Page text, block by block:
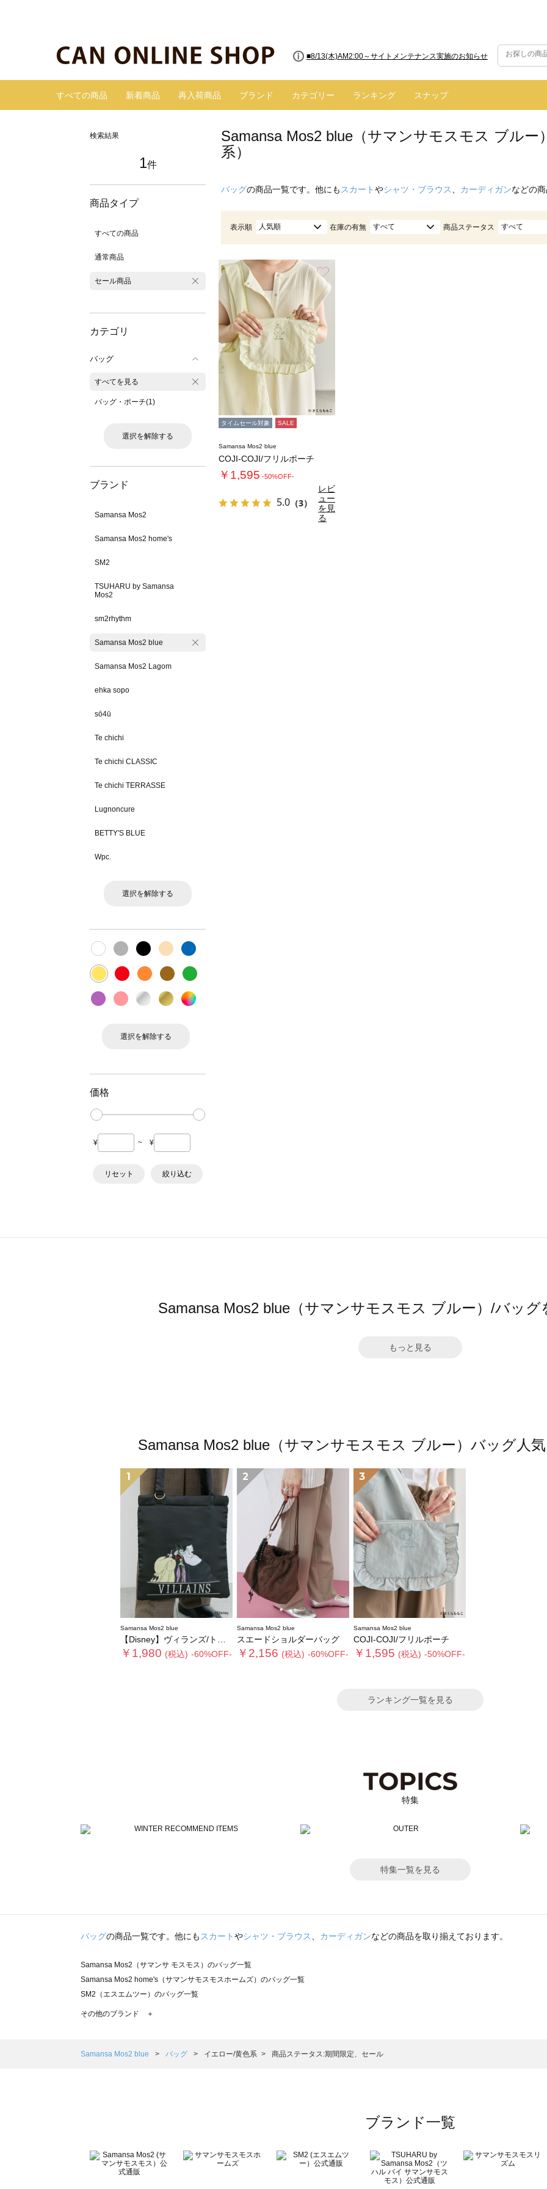
■8/13(木)AM2:00～サイトメンテナンス実施のお知らせ
すべての商品 新着商品 再入荷商品 ブランド カテゴリー ランキング スナップ
検索結果
1件
商品タイプ
すべての商品
通常商品
セール商品
カテゴリ
バッグ
すべてを見る
バッグ・ポーチ(1)
選択を解除する
ブランド
Samansa Mos2
Samansa Mos2 home's
SM2
TSUHARU by Samansa
Mos2
sm2rhythm
Samansa Mos2 blue
Samansa Mos2 Lagom
ehka sopo
sō4ū
Te chichi
Te chichi CLASSIC
Te chichi TERRASSE
Lugnoncure
BETTY'S BLUE
Wpc.
選択を解除する
選択を解除する
価格
¥ ~ ¥
リセット 絞り込む
Samansa Mos2 blue（サマンサモスモス ブル
系）
バッグの商品一覧です。他にも スカートやシャツ・ブラウス カーディガンなどの
表示順 人気順 在庫の有無 すべて 商品ステータス すべて
タイムセール対象 SALE
Samansa Mos2 blue
COJI-COJI/フリルポーチ
￥1,595 -50%OFF-
5.0 （3）
レビ
ュー
を見
る
Samansa Mos2 blue（サマンサモスモス ブルー）/バッ
もっと見る
Samansa Mos2 blue（サマンサモスモス ブルー）バッグ人
1
Samansa Mos2 blue
【Disney】ヴィランズ/トートバッグ
￥1,980 (税込) -60%OFF-
2
Samansa Mos2 blue
スエードショルダーバッグ
￥2,156 (税込) -60%OFF-
3
Samansa Mos2 blue
COJI-COJI/フリルポーチ
￥1,595 (税込) -50%OFF-
ランキング一覧を見る
特集
特集一覧を見る
バッグの商品一覧です。他にもスカートやシャツ・ブラウス、 カーディガンなどの商品を取り揃えております。
Samansa Mos2（サマンサ モスモス）のバッグ一覧
Samansa Mos2 home's（サマンサモスモスホームズ）のバッグ一覧
SM2（エスエムツー）のバッグ一覧
TSUHARU by Samansa Mos2（ツハルバイサマンサモスモス）のバッグ一覧
Samansa Mos2 Lagom（サマンサモスモス ラーゴム）のバッグ一覧
BETTY'S BLUE（べティーズブルー）のバッグ一覧
Wpc.（ワールドパーティー）のバッグ一覧
その他のブランド ＋
Samansa Mos2 blue バッグ イエロー/黄色系 商品ステータス:期間限定、セール
ブランド一覧